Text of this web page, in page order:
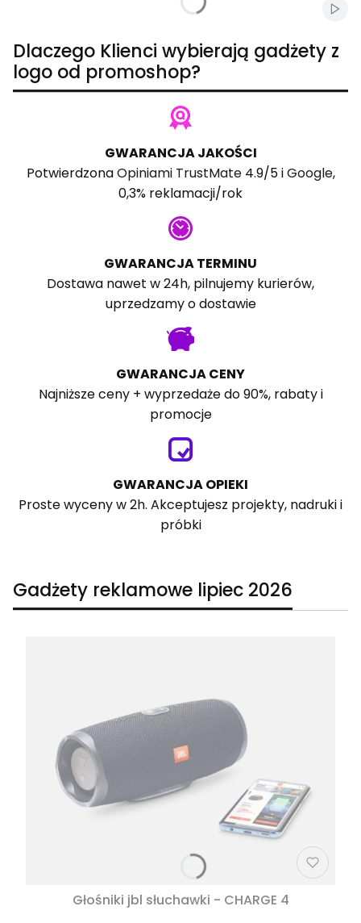
Dlaczego Klienci wybierają gadżety z
logo od promoshop?
GWARANCJA JAKOŚCI
PotwierdzonaOpiniami TrustMate4.9/5 iGoogle,
0,3% reklamacji/rok
GWARANCJA TERMINU
Dostawa nawet w 24h, pilnujemy kurierów,
uprzedzamy o dostawie
GWARANCJA CENY
Najniższe ceny + wyprzedaże do 90%, rabaty i
promocje
GWARANCJA OPIEKI
Proste wyceny w 2h. Akceptujesz projekty, nadruki i
próbki
Gadżety reklamowe lipiec 2026
Głośniki jbl słuchawki - CHARGE 4